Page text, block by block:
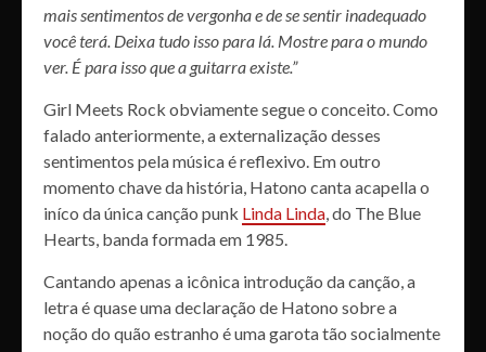
mais sentimentos de vergonha e de se sentir inadequado
você terá. Deixa tudo isso para lá. Mostre para o mundo
ver. É para isso que a guitarra existe.”
Girl Meets Rock obviamente segue o conceito. Como
falado anteriormente, a externalização desses
sentimentos pela música é reflexivo. Em outro
momento chave da história, Hatono canta acapella o
iníco da única canção punk Linda Linda , do The Blue
Hearts, banda formada em 1985.
Cantando apenas a icônica introdução da canção, a
letra é quase uma declaração de Hatono sobre a
noção do quão estranho é uma garota tão socialmente